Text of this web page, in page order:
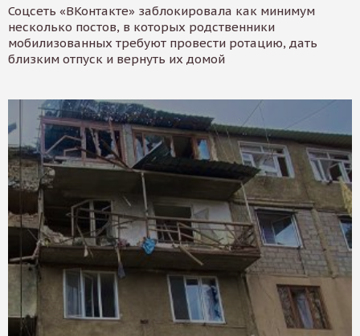
Соцсеть «ВКонтакте» заблокировала как минимум
несколько постов, в которых родственники
мобилизованных требуют провести ротацию, дать
близким отпуск и вернуть их домой